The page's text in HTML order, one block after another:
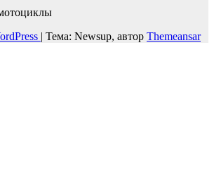
| Тема: Newsup, автор Themeansar